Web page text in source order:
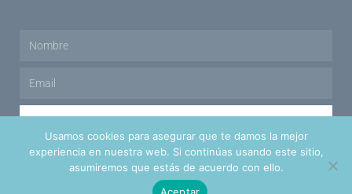
Usamos cookies para asegurar que te damos la mejor
experiencia en nuestra web. Si continúas usando este sitio,
asumiremos que estás de acuerdo con ello.
Aceptar